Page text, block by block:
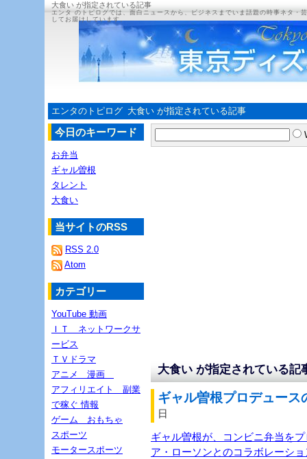
大食い が指定されている記事
エンタ のトピログでは、面白ニュースから、ビジネスまでいま話題の時事ネタ
してお届けしています。
エンタのトピログ 大食い が指定されている記事
大食い が指定されている記
ギャル曽根プロデュー
日
ギャル曽根が、コンビニ弁当を
ア・ローソンとのコラボレーシ
今日のキーワード
お弁当
ギャル曽根
タレント
大食い
当サイトのRSS
RSS 2.0
Atom
カテゴリー
YouTube 動画
ＩＴ ネットワークサ
ービス
ＴＶドラマ
アニメ 漫画
アフィリエイト 副業
で稼ぐ 情報
ゲーム おもちゃ
スポーツ
モータースポーツ